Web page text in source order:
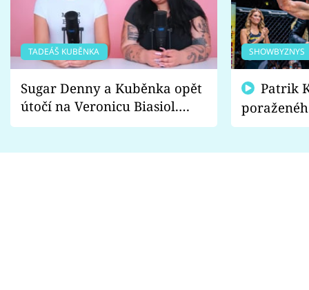
TADEÁŠ KUBĚNKA
Sugar Denny a Kuběnka opět
útočí na Veronicu Biasiol.
Proč je podle nich falešná a
SHOWBYZNYS
fanoušci